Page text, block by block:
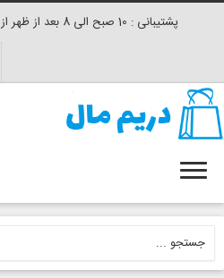
پشتیبانی : 10 صبح الی 8 بعد از ظهر از طریق تلفن 09039576277